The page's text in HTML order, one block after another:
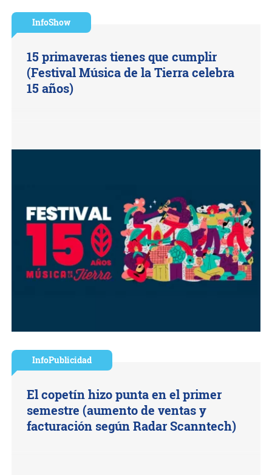
InfoShow
15 primaveras tienes que cumplir
(Festival Música de la Tierra celebra
15 años)
InfoPublicidad
El copetín hizo punta en el primer
semestre (aumento de ventas y
facturación según Radar Scanntech)